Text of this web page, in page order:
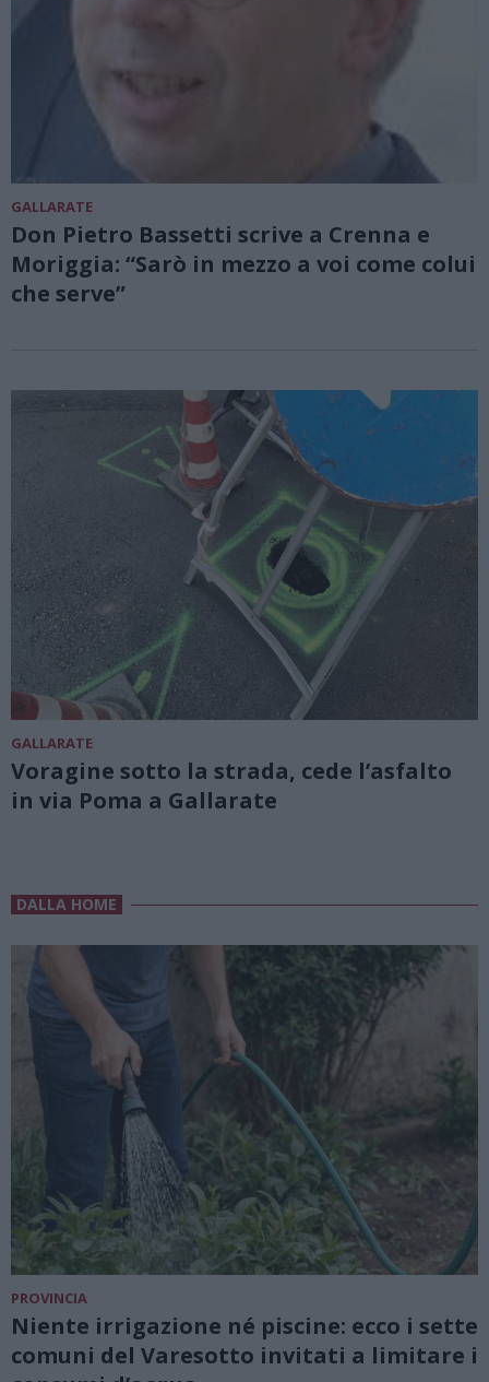
GALLARATE
Don Pietro Bassetti scrive a Crenna e
Moriggia: “Sarò in mezzo a voi come colui
che serve”
GALLARATE
Voragine sotto la strada, cede l’asfalto
in via Poma a Gallarate
DALLA HOME
PROVINCIA
Niente irrigazione né piscine: ecco i sette
comuni del Varesotto invitati a limitare i